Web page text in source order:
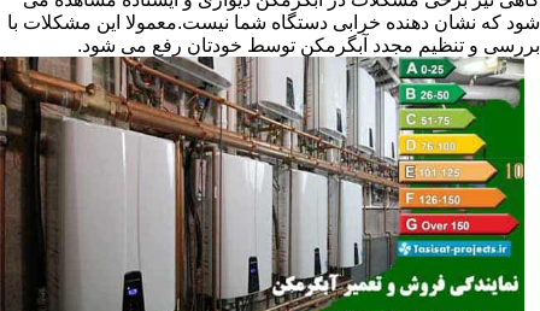
شود که نشان دهنده خرابی دستگاه شما نیست.معمولا این مشکلات با
بررسی و تنظیم مجدد آبگرمکن توسط خودتان رفع می شود.